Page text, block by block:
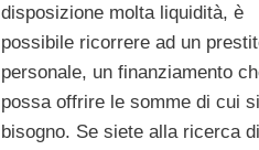
disposizione molta liquidità, è
possibile ricorrere ad un
personale, un finanziamento
possa offrire le somme di cui
bisogno. Se siete alla ricerca